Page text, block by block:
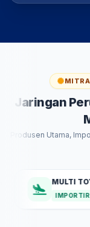
Jaringan
Produsen Utama,
MULTI TOYS
IMPORTIR